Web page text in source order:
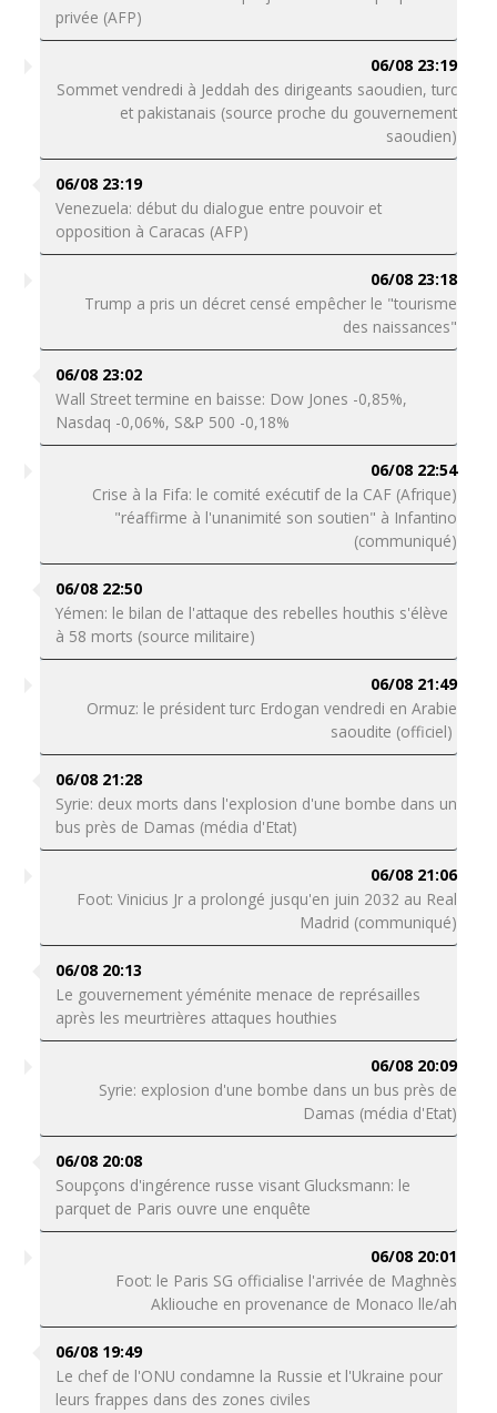
privée (AFP)
06/08 23:19
Sommet vendredi à Jeddah des dirigeants saoudien, turc
et pakistanais (source proche du gouvernement
saoudien)
06/08 23:19
Venezuela: début du dialogue entre pouvoir et
opposition à Caracas (AFP)
06/08 23:18
Trump a pris un décret censé empêcher le "tourisme
des naissances"
06/08 23:02
Wall Street termine en baisse: Dow Jones -0,85%,
Nasdaq -0,06%, S&P 500 -0,18%
06/08 22:54
Crise à la Fifa: le comité exécutif de la CAF (Afrique)
"réaffirme à l'unanimité son soutien" à Infantino
(communiqué)
06/08 22:50
Yémen: le bilan de l'attaque des rebelles houthis s'élève
à 58 morts (source militaire)
06/08 21:49
Ormuz: le président turc Erdogan vendredi en Arabie
saoudite (officiel)
06/08 21:28
Syrie: deux morts dans l'explosion d'une bombe dans un
bus près de Damas (média d'Etat)
06/08 21:06
Foot: Vinicius Jr a prolongé jusqu'en juin 2032 au Real
Madrid (communiqué)
06/08 20:13
Le gouvernement yéménite menace de représailles
après les meurtrières attaques houthies
06/08 20:09
Syrie: explosion d'une bombe dans un bus près de
Damas (média d'Etat)
06/08 20:08
Soupçons d'ingérence russe visant Glucksmann: le
parquet de Paris ouvre une enquête
06/08 20:01
Foot: le Paris SG officialise l'arrivée de Maghnès
Akliouche en provenance de Monaco lle/ah
06/08 19:49
Le chef de l'ONU condamne la Russie et l'Ukraine pour
leurs frappes dans des zones civiles